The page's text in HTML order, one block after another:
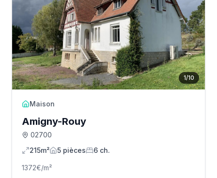
1/10
Maison
Amigny-Rouy
02700
215m²
5 pièces 6 ch.
1372€/m²